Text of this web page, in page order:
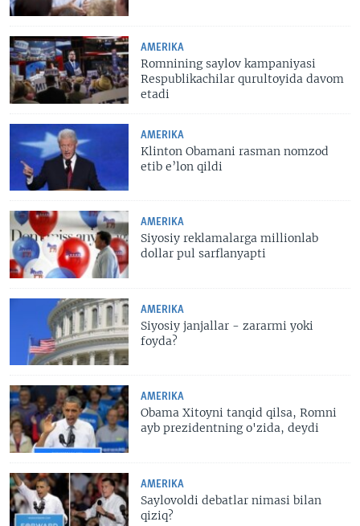
AMERIKA
Romnining saylov kampaniyasi
Respublikachilar qurultoyida davom
etadi
AMERIKA
Klinton Obamani rasman nomzod
etib e’lon qildi
AMERIKA
Siyosiy reklamalarga millionlab
dollar pul sarflanyapti
AMERIKA
Siyosiy janjallar - zararmi yoki
foyda?
AMERIKA
Obama Xitoyni tanqid qilsa, Romni
ayb prezidentning o'zida, deydi
AMERIKA
Saylovoldi debatlar nimasi bilan
qiziq?